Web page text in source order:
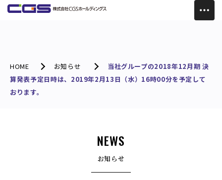
HOME お知らせ
当社グループの2018年12月期 決
算発表予定日時は、2019年2月13日（水）16時00分を予定して
おります。
NEWS
お知らせ